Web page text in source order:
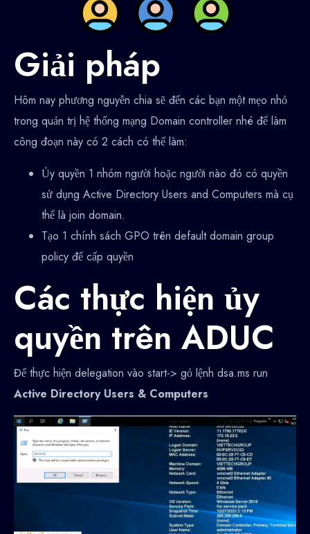
Giải pháp
Hôm nay phương nguyễn chia sẽ đến các bạn một mẹo nhỏ
trong quản trị hệ thống mạng Domain controller nhé để làm
công đoạn này có 2 cách có thể làm:
Ủy quyền 1 nhóm người hoặc người nào đó có quyền
sử dụng Active Directory Users and Computers mà cụ
thể là join domain.
Tạo 1 chính sách GPO trên default domain group
policy để cấp quyền
Các thực hiện ủy
quyền trên ADUC
Để thực hiện delegation vào start-> gỏ lệnh dsa.ms run
Active Directory Users & Computers